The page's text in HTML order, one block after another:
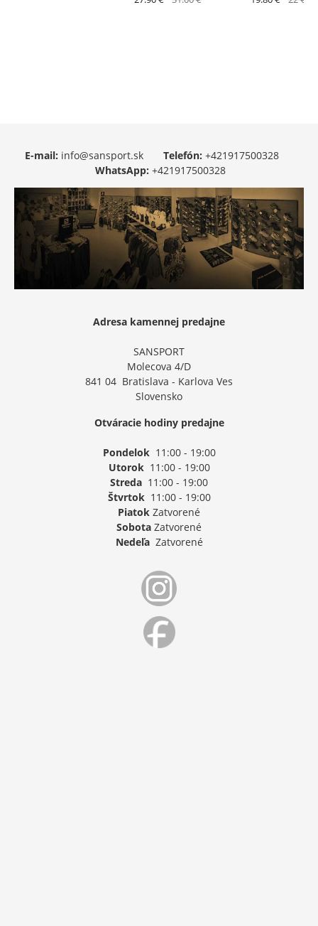
E-mail: info@sansport.sk Telefón: +421917500328
WhatsApp: +421917500328
Adresa kamennej predajne
SANSPORT
Molecova 4/D
841 04 Bratislava - Karlova Ves
Slovensko
Otváracie hodiny predajne
Pondelok11:00 - 19:00
Utorok11:00 - 19:00
Streda 11:00 - 19:00
Štvrtok11:00 - 19:00
Piatok Zatvorené
Sobota Zatvorené
NedeľaZatvorené